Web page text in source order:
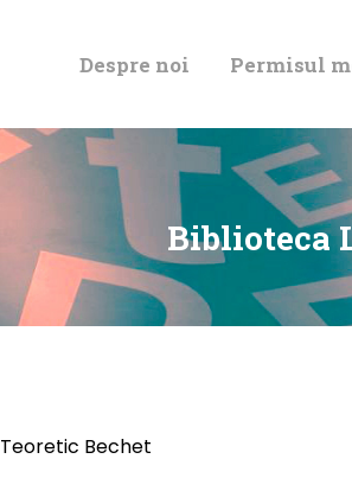
Despre noi Permisul
Biblioteca
DE
Bechet